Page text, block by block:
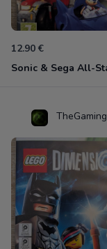
12.90 €